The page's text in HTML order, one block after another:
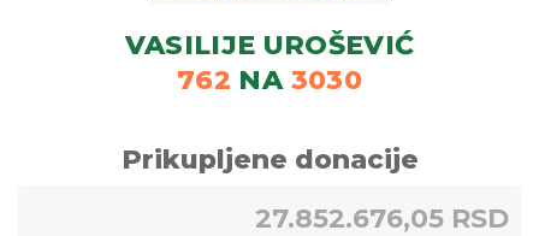
VASILIJE UROŠEVIĆ
762 NA 3030
Prikupljene donacije
27.852.676,05 RSD